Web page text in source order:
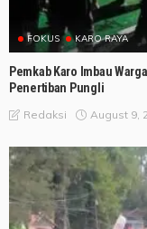
FOKUS KARO RAYA
Pemkab Karo Imbau
Penertiban Pungli
Redaksi August 9,